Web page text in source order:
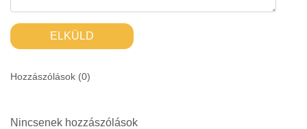
ELKÜLD
Hozzászólások (0)
Nincsenek hozzászólások